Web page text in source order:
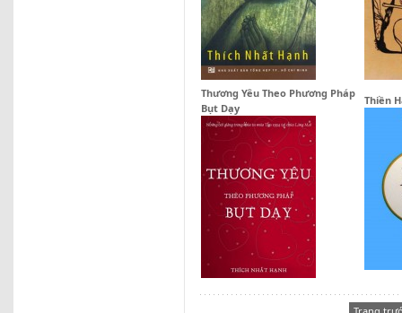
Thương Yêu Theo Phương Pháp
Bụt Dạy
Thiền